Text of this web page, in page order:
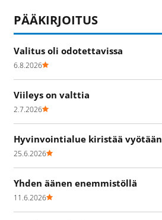
PÄÄKIRJOITUS
Valitus oli odotettavissa
6.8.2026
Viileys on valttia
2.7.2026
Hyvinvointialue kiristää vyötään
25.6.2026
Yhden äänen enemmistöllä
11.6.2026